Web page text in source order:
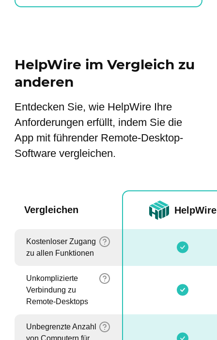
HelpWire im Vergleich zu
anderen
Entdecken Sie, wie HelpWire Ihre
Anforderungen erfüllt, indem Sie die
App mit führender Remote-Desktop-
Software vergleichen.
Vergleichen HelpWire
Kostenloser Zugang
zu allen Funktionen
Unkomplizierte
Verbindung zu
Remote-Desktops
Unbegrenzte Anzahl
von Computern für